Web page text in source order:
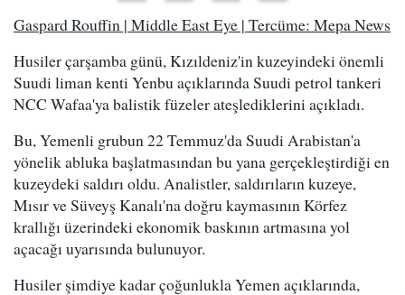
Gaspard Rouffin | Middle East Eye | Tercüme: Mepa News
Husiler çarşamba günü, Kızıldeniz'in kuzeyindeki önemli
Suudi liman kenti Yenbu açıklarında Suudi petrol tankeri
NCC Wafaa'ya balistik füzeler ateşlediklerini açıkladı.
Bu, Yemenli grubun 22 Temmuz'da Suudi Arabistan'a
yönelik abluka başlatmasından bu yana gerçekleştirdiği en
kuzeydeki saldırı oldu. Analistler, saldırıların kuzeye,
Mısır ve Süveyş Kanalı'na doğru kaymasının Körfez
krallığı üzerindeki ekonomik baskının artmasına yol
açacağı uyarısında bulunuyor.
Husiler şimdiye kadar çoğunlukla Yemen açıklarında,